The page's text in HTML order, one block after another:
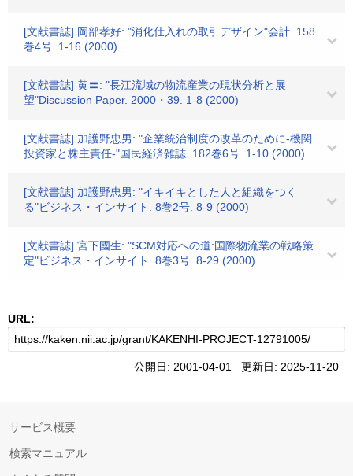
[文献書誌] 岡部孝好: "消化仕入れの取引デザイン"会計. 158
巻4号. 1-16 (2000)
[文献書誌] 黄〓: "長江流域の物流産業の現状分析と展
望"Discussion Paper. 2000・39. 1-8 (2000)
[文献書誌] 加護野忠男: "企業統治制度の改革のために-機関
投資家と株主責任-"国民経済雑誌. 182巻6号. 1-10 (2000)
[文献書誌] 加護野忠男: "イキイキとした人と組織をつく
る"ビジネス・インサイト. 8巻2号. 8-9 (2000)
[文献書誌] 宮下國生: "SCM対応への道:国際物流業の戦略策
定"ビジネス・インサイト. 8巻3号. 8-29 (2000)
URL:
公開日: 2001-04-01 更新日: 2025-11-20
サービス概要
検索マニュアル